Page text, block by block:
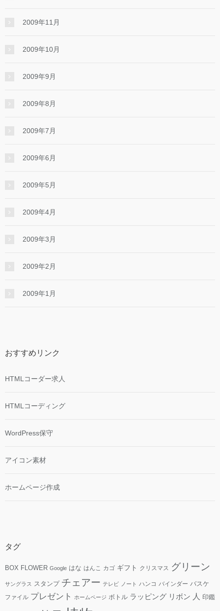
2009年11月
2009年10月
2009年9月
2009年8月
2009年7月
2009年6月
2009年5月
2009年4月
2009年3月
2009年2月
2009年1月
おすすめリンク
HTMLコーダー求人
HTMLコーディング
WordPress保守
アイコン素材
ホームページ作成
タグ
BOX FLOWER Google はな はんこ カゴ ギフト クリスマス グリーン
サングラス スタンプ チェアー テレビ ノート ハンコ バインダー バスケ
ファイル プレゼント ホームページ ボトル ラッピング リボン 人 印鑑